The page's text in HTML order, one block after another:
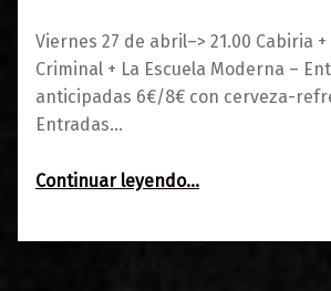
Viernes 27 de abril–> 21.00 Cabiria
Criminal + La Escuela Moderna –
anticipadas 6€/8€ con cerveza-
Entradas…
Continuar leyendo“Cabiria + Marcelo Criminal + La Escuela Moderna :: BANG!”
…